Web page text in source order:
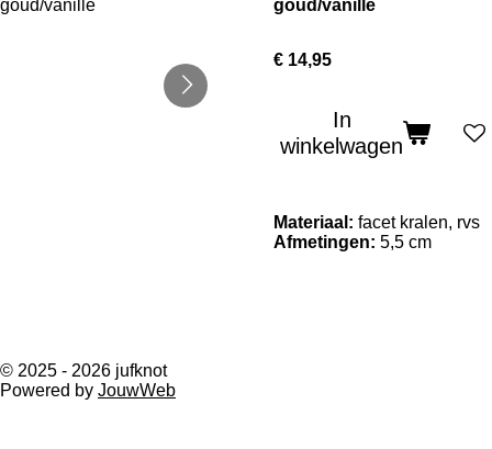
goud/vanille
€ 14,95
In
winkelwagen
Materiaal: facet kralen, rvs
Afmetingen: 5,5 cm
© 2025 - 2026 jufknot
Powered by JouwWeb